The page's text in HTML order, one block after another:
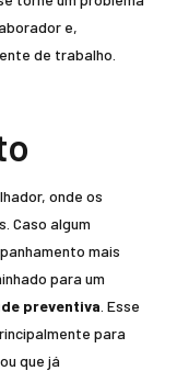
e,
de trabalho.
onde os
Caso algum
mais
para um
preventiva . Esse
para
que já